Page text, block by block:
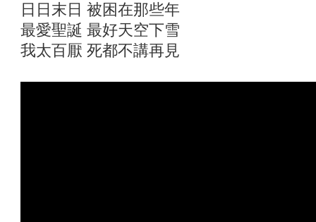
日日末日 被困在那些年
最愛聖誕 最好天空下雪
我太百厭 死都不講再見